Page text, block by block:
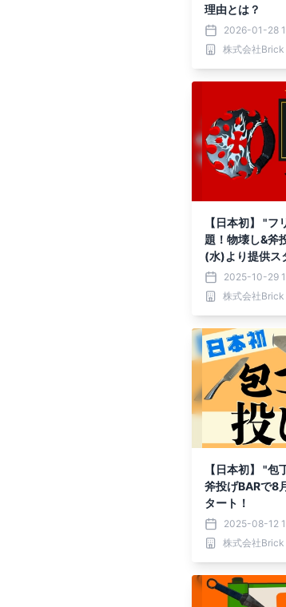
理由とは？
2026-01-28
株式会社Brick
【日本初】 "
題！物壊し&斧
(水)より提供ス
2025-10-29
株式会社Brick
【日本初】 "
斧投げBARで8
タート！
2025-08-12
株式会社Brick